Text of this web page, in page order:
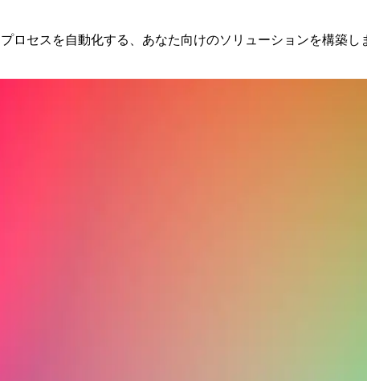
ロセスを自動化する、あなた向けのソリューションを構築し